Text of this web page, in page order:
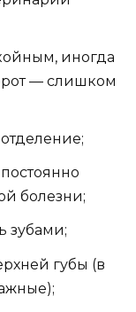
иногда
— слишком
болезни;
зубами;
губы (в